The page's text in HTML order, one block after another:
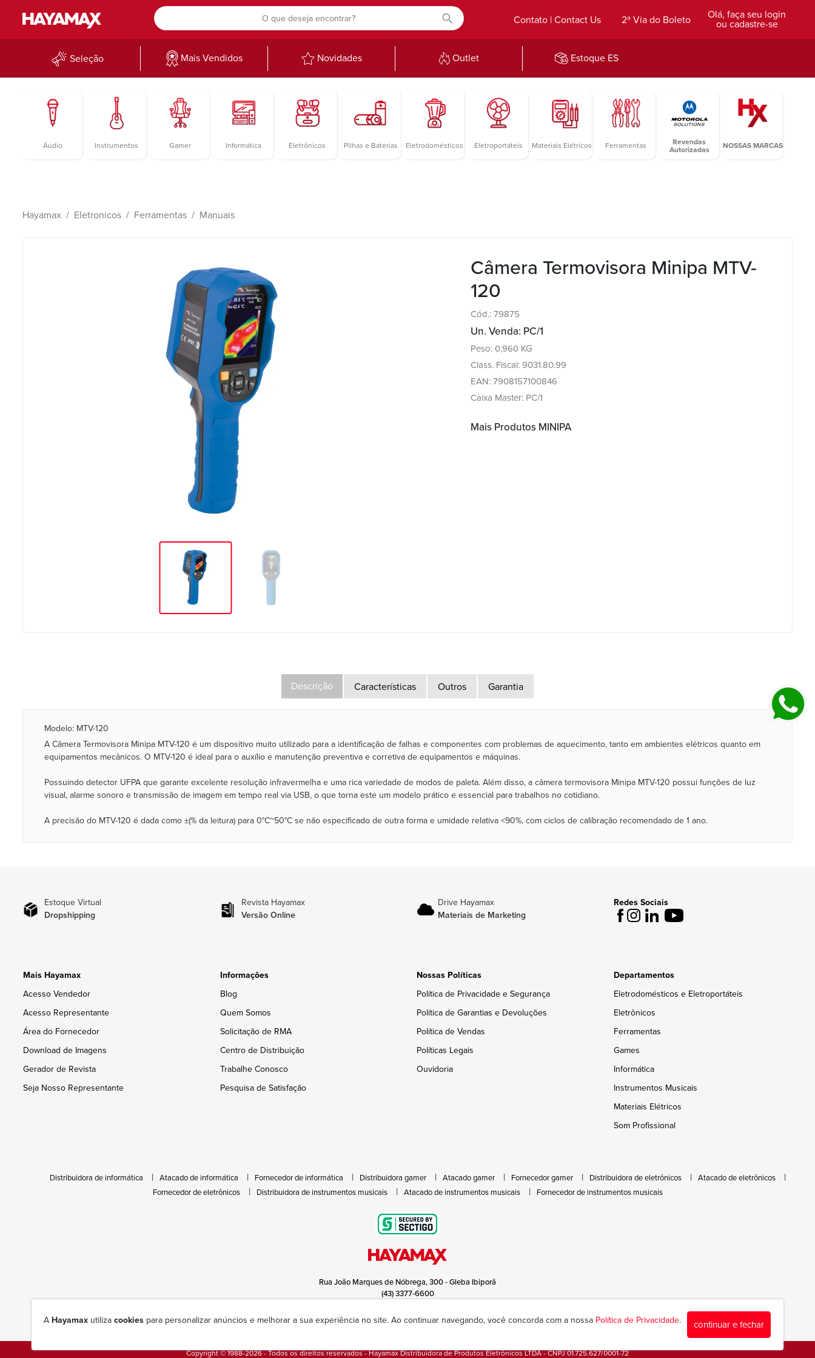
Olá, faça seu login
ou cadastre-se
2ª Via do Boleto
Contato | Contact Us
Seleção Mais Vendidos Novidades Outlet Estoque ES
Áudio Instrumentos Gamer Informática Eletrônicos Pilhas e Baterias Eletrodomésticos Eletroportáteis Materiais Elétricos Ferramentas
Revendas
Autorizadas
NOSSAS MARCAS
Hayamax Eletronicos Ferramentas Manuais
Câmera Termovisora Minipa MTV-
120
Cód.: 79875
Un. Venda: PC/1
Peso: 0,960 KG
Class. Fiscal: 9031.80.99
EAN: 7908157100846
Caixa Master: PC/1
Mais Produtos MINIPA
Descrição Características Outros Garantia
Modelo: MTV-120
A Câmera Termovisora Minipa MTV-120 é um dispositivo muito utilizado para a identificação de falhas e componentes com problemas de aquecimento, tanto em ambientes elétricos quanto em
equipamentos mecânicos. O MTV-120 é ideal para o auxílio e manutenção preventiva e corretiva de equipamentos e máquinas.
Possuindo detector UFPA que garante excelente resolução infravermelha e uma rica variedade de modos de paleta. Além disso, a câmera termovisora Minipa MTV-120 possui funções de luz
visual, alarme sonoro e transmissão de imagem em tempo real via USB, o que torna este um modelo prático e essencial para trabalhos no cotidiano.
A precisão do MTV-120 é dada como ±(% da leitura) para 0°C~50°C se não especificado de outra forma e umidade relativa <90%, com ciclos de calibração recomendado de 1 ano.
Estoque Virtual
Dropshipping
Revista Hayamax
Versão Online
Drive Hayamax
Materiais de Marketing
Redes Sociais
Mais Hayamax
Acesso Vendedor
Acesso Representante
Área do Fornecedor
Download de Imagens
Gerador de Revista
Seja Nosso Representante
Informações
Blog
Quem Somos
Solicitação de RMA
Centro de Distribuição
Trabalhe Conosco
Pesquisa de Satisfação
Nossas Políticas
Política de Privacidade e Segurança
Política de Garantias e Devoluções
Política de Vendas
Políticas Legais
Ouvidoria
Departamentos
Eletrodomésticos e Eletroportáteis
Eletrônicos
Ferramentas
Games
Informática
Instrumentos Musicais
Materiais Elétricos
Som Profissional
Distribuidora de informática Atacado de informática Fornecedor de informática Distribuidora gamer Atacado gamer Fornecedor gamer Distribuidora de eletrônicos
Atacado de eletrônicos
Fornecedor de eletrônicos
Distribuidora de instrumentos musicais Atacado de instrumentos musicais Fornecedor de instrumentos musicais
Rua João Marques de Nóbrega, 300 - Gleba Ibiporã
(43) 3377-6600
Segunda à sexta das 8:00 às 18:00
Copyright © 1988-2026 - Todos os direitos reservados - Hayamax Distribuidora de Produtos Eletrônicos LTDA - CNPJ 01.725.627/0001-72
A Hayamax utiliza cookies para personalizar anúncios e melhorar a sua experiência no site. Ao continuar navegando, você concorda com a nossa Política de Privacidade. continuar e fechar